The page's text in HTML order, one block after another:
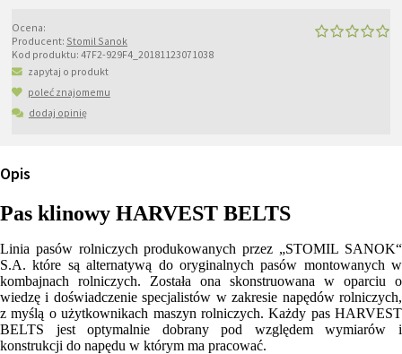
Ocena:
Producent: Stomil Sanok
Kod produktu: 47F2-929F4_20181123071038
zapytaj o produkt
poleć znajomemu
dodaj opinię
Opis
Pas klinowy HARVEST BELTS
Linia pasów rolniczych produkowanych przez „STOMIL SANOK“
S.A. które są alternatywą do oryginalnych pasów montowanych w
kombajnach rolniczych. Została ona skonstruowana w oparciu o
wiedzę i doświadczenie specjalistów w zakresie napędów rolniczych,
z myślą o użytkownikach maszyn rolniczych. Każdy pas HARVEST
BELTS jest optymalnie dobrany pod względem wymiarów i
konstrukcji do napędu w którym ma pracować.